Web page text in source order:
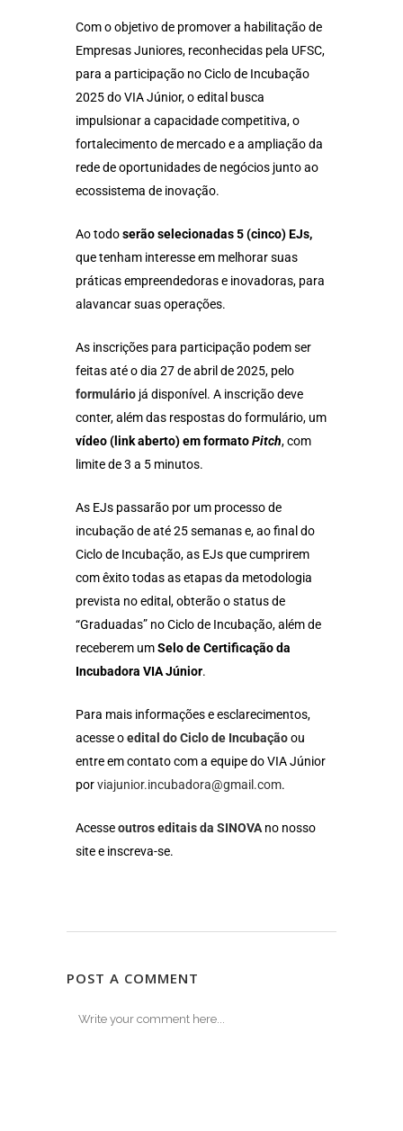
Com o objetivo de promover a habilitação de
Empresas Juniores, reconhecidas pela UFSC,
para a participação no Ciclo de Incubação
2025 do VIA Júnior, o edital busca
impulsionar a capacidade competitiva, o
fortalecimento de mercado e a ampliação da
rede de oportunidades de negócios junto ao
ecossistema de inovação.
Ao todoserão selecionadas 5 (cinco) EJs,
que tenham interesse em melhorar suas
práticas empreendedoras e inovadoras, para
alavancar suas operações.
As inscrições para participação podem ser
feitas até o dia 27 de abril de 2025, pelo
formulário já disponível. A inscrição deve
conter, além das respostas do formulário, um
vídeo (link aberto) em formatoPitch, com
limite de 3 a 5 minutos.
As EJs passarão por um processo de
incubação de até 25 semanas e, ao final do
Ciclo de Incubação, as EJs que cumprirem
com êxito todas as etapas da metodologia
prevista no edital, obterão o status de
“Graduadas” no Ciclo de Incubação, além de
receberem umSelo de Certificação da
Incubadora VIA Júnior.
Para mais informações e esclarecimentos,
acesse oedital do Ciclo de Incubaçãoou
entre em contato com a equipe do VIA Júnior
porviajunior.incubadora@gmail.com.
Acesseoutros editais da SINOVA no nosso
site e inscreva-se.
POST A COMMENT